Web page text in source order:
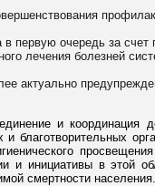
первую очередь за
лечения болезней
актуально
и координация
благотворительных
и инициативы в этой
смертности населения.